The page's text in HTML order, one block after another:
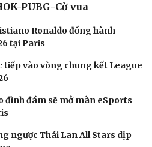
Thời trang
PUBG-Cờ vua
Ronaldo đồng hành
tại Paris
tiếp vào vòng chung kết League
đình đám sẽ mở màn eSports
ngược Thái Lan All Stars dịp